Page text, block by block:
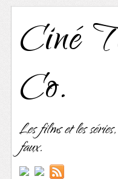
Ciné
Co.
Les films et les
faux.